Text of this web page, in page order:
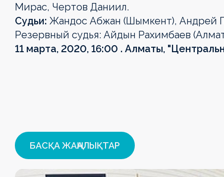
Мирас, Чертов Даниил.
Судьи: Жандос Абжан (Шымкент), Андрей
Резервный судья: Айдын Рахимбаев
11 марта, 2020, 16:00 . Алматы,
БАСҚА ЖАҢАЛЫҚТАР